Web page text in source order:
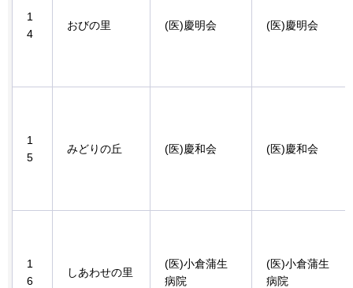
1
4
おびの里 (医)慶明会 (医)慶明会
1
5
みどりの丘 (医)慶和会 (医)慶和会
1
6
しあわせの里
(医)小倉蒲生
病院
(医)小倉蒲生
病院